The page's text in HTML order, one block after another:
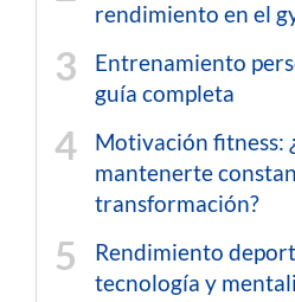
rendimiento en el
Entrenamiento
guía completa
Motivación fitness:
mantenerte
transformación?
Rendimiento
tecnología y